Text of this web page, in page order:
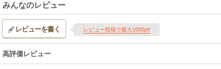
みんなのレビュー
レビューを書く レビュー投稿で最大1000pt!
高評価レビュー